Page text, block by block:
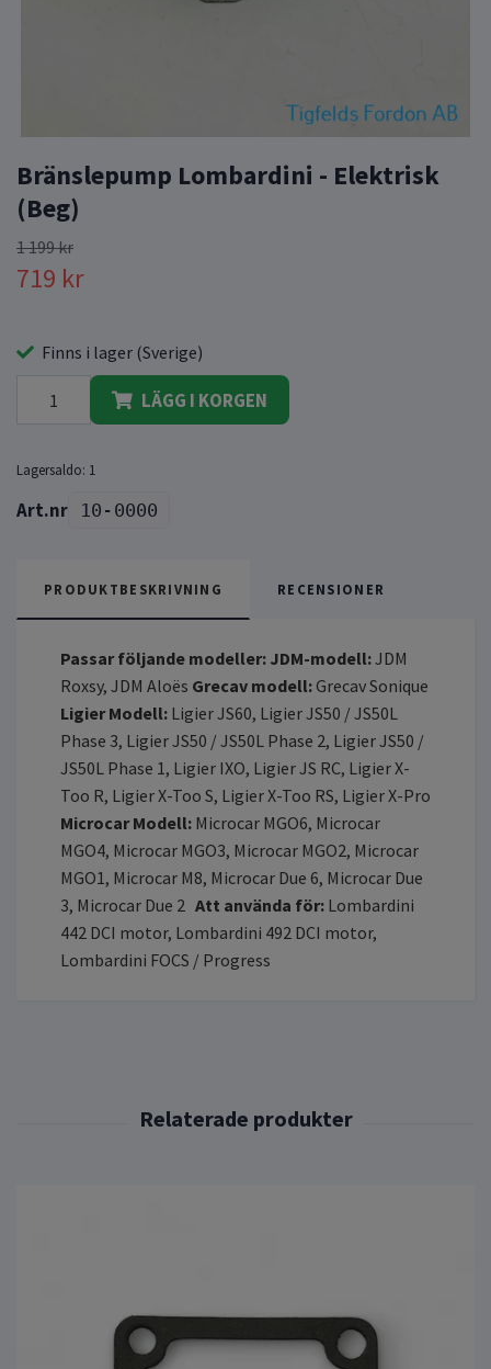
Bränslepump Lombardini - Elektrisk
(Beg)
1 199 kr
719 kr
Finns i lager (Sverige)
LÄGG I KORGEN
Lagersaldo: 1
10-0000
PRODUKTBESKRIVNING RECENSIONER
Passar följande modeller: JDM-modell:JDM
Roxsy, JDM Aloës Grecav modell:Grecav Sonique
Ligier Modell: Ligier JS60, Ligier JS50 / JS50L
Phase 3, Ligier JS50 / JS50L Phase 2, Ligier JS50 /
JS50L Phase 1, Ligier IXO, Ligier JS RC, Ligier X-
Too R, Ligier X-Too S, Ligier X-Too RS, Ligier X-Pro
Microcar Modell: Microcar MGO6, Microcar
MGO4, Microcar MGO3, Microcar MGO2, Microcar
MGO1, Microcar M8, Microcar Due 6, Microcar Due
3, Microcar Due 2 Att använda för: Lombardini
442 DCI motor, Lombardini 492 DCI motor,
Lombardini FOCS / Progress